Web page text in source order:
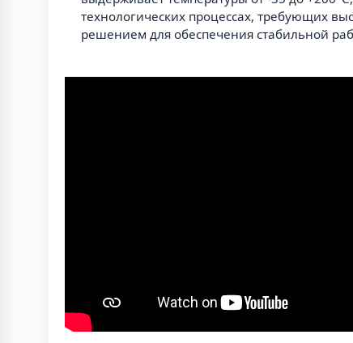
технологических процессах, требующих
решением для обеспечения стабильной